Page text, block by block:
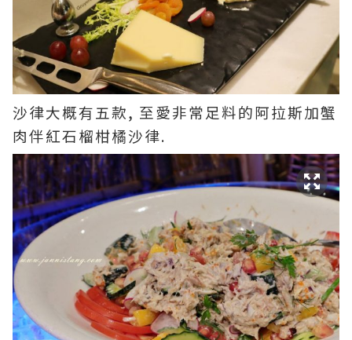
沙律大概有五款, 至愛非常足料的阿拉斯加蟹
肉伴紅石榴柑橘沙律.